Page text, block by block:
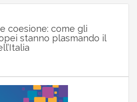
coesione: come gli
stanno plasmando il